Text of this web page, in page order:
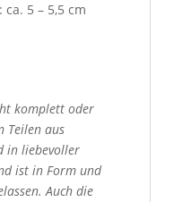
5 – 5,5 cm
komplett oder
Teilen aus
in liebevoller
ist in Form und
Auch die